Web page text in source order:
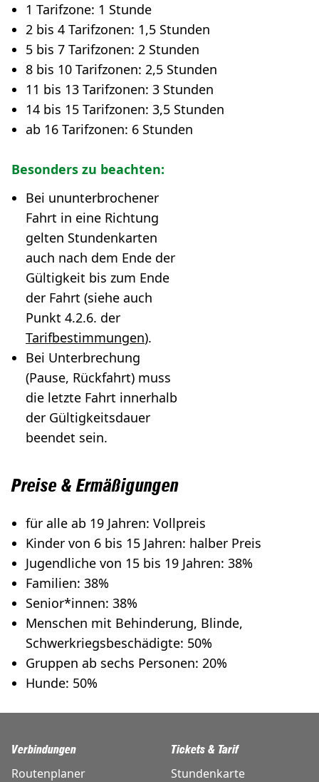
1 Tarifzone: 1 Stunde
2 bis 4 Tarifzonen: 1,5 Stunden
5 bis 7 Tarifzonen: 2 Stunden
8 bis 10 Tarifzonen: 2,5 Stunden
11 bis 13 Tarifzonen: 3 Stunden
14 bis 15 Tarifzonen: 3,5 Stunden
ab 16 Tarifzonen: 6 Stunden
Besonders zu beachten:
Bei ununterbrochener
Fahrt in eine Richtung
gelten Stundenkarten
auch nach dem Ende der
Gültigkeit bis zum Ende
der Fahrt (siehe auch
Punkt 4.2.6. der
Tarifbestimmungen).
Bei Unterbrechung
(Pause, Rückfahrt) muss
die letzte Fahrt innerhalb
der Gültigkeitsdauer
beendet sein.
Preise & Ermäßigungen
für alle ab 19 Jahren: Vollpreis
Kinder von 6 bis 15 Jahren: halber Preis
Jugendliche von 15 bis 19 Jahren: 38%
Familien: 38%
Senior*innen: 38%
Menschen mit Behinderung, Blinde,
Schwerkriegsbeschädigte: 50%
Gruppen ab sechs Personen: 20%
Hunde: 50%
Verbindungen
Routenplaner
Tickets & Tarif
Stundenkarte